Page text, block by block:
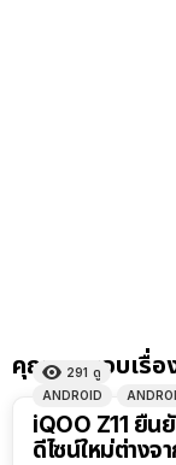
คุณอาจชอบเรื่อ
291 ดู
ANDROID
iQOO Z11 ยืน
ดีไซน์ใหม่ต่างจ